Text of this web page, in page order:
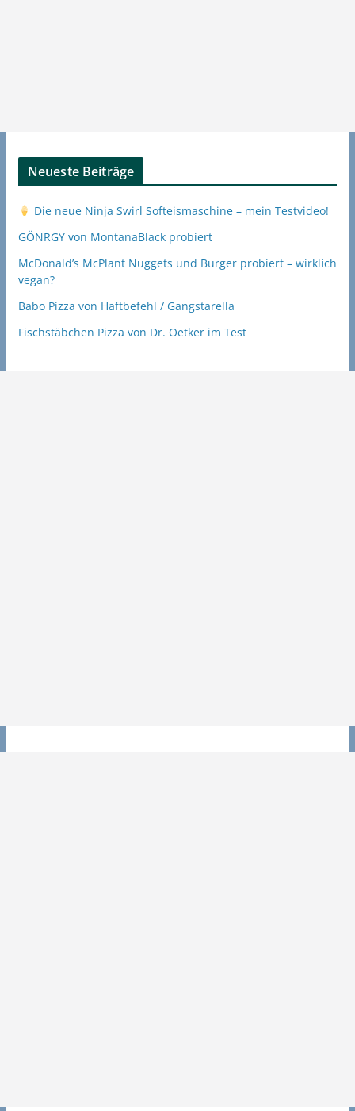
Neueste Beiträge
Die neue Ninja Swirl Softeismaschine – mein Testvideo!
GÖNRGY von MontanaBlack probiert
McDonald’s McPlant Nuggets und Burger probiert – wirklich
vegan?
Babo Pizza von Haftbefehl / Gangstarella
Fischstäbchen Pizza von Dr. Oetker im Test